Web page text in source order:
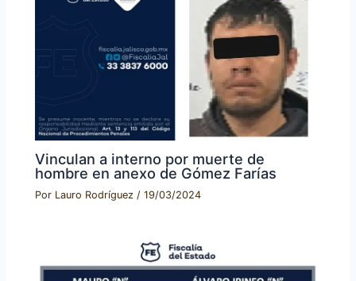
Vinculan a interno por muerte de
hombre en anexo de Gómez Farías
Por Lauro Rodríguez/19/03/2024